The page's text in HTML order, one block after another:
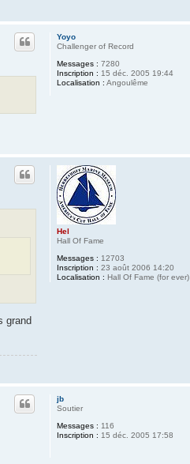
Yoyo
Challenger of Record
Messages : 7280
Inscription : 15 déc. 2005 19:44
Localisation : Angoulême
Hel
Hall Of Fame
Messages : 12703
Inscription : 23 août 2006 14:20
Localisation : Hall Of Fame (for ever)
grand
jb
Soutier
Messages : 116
Inscription : 15 déc. 2005 17:58